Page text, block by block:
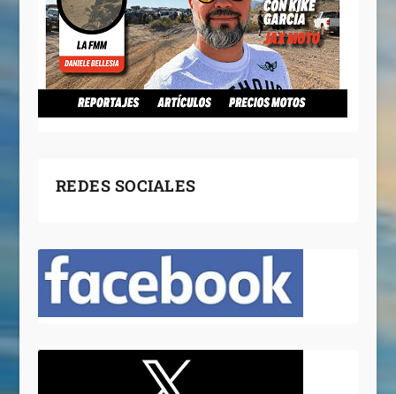
REDES SOCIALES